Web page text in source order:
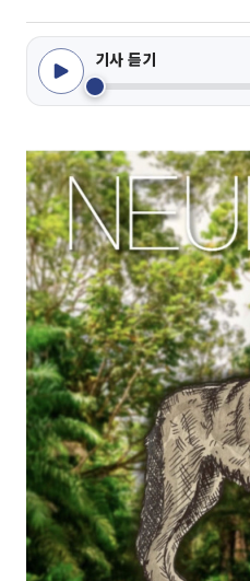
기사 듣기